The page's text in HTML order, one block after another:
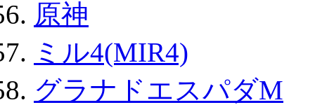
原神
ミル4(MIR4)
グラナドエスパダM